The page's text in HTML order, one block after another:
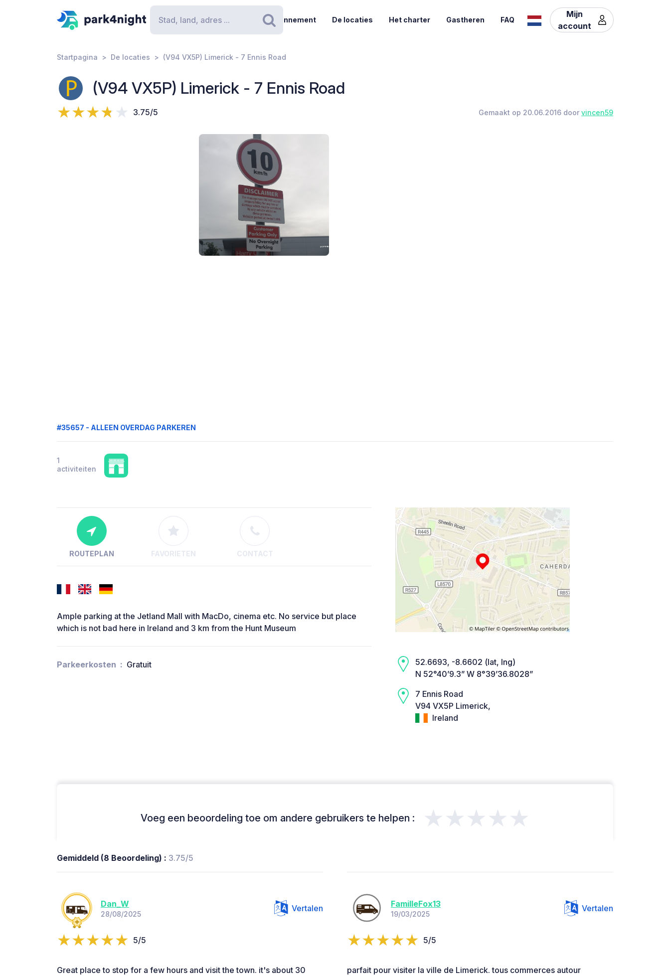
Zoeken
Abonnement De locaties Het charter Gastheren FAQ
Mijn
account
Startpagina De locaties (V94 VX5P) Limerick - 7 Ennis Road
(V94 VX5P) Limerick - 7 Ennis Road
3.75/5 Gemaakt op 20.06.2016 door vincen59
#35657 - ALLEEN OVERDAG PARKEREN
1
activiteiten
ROUTEPLAN FAVORIETEN CONTACT
Ample parking at the Jetland Mall with MacDo, cinema etc. No service but place
which is not bad here in Ireland and 3 km from the Hunt Museum
Parkeerkosten Gratuit
52.6693, -8.6602 (lat, lng)
N 52°40’9.3” W 8°39’36.8028”
7 Ennis Road
V94 VX5P Limerick,
Ireland
Voeg een beoordeling toe om andere gebruikers te helpen : ★★★★★
Gemiddeld (8 Beoordeling) : 3.75/5
Dan_W
28/08/2025
Vertalen
5/5
Great place to stop for a few hours and visit the town. it's about 30
FamilleFox13
19/03/2025
Vertalen
5/5
parfait pour visiter la ville de Limerick. tous commerces autour